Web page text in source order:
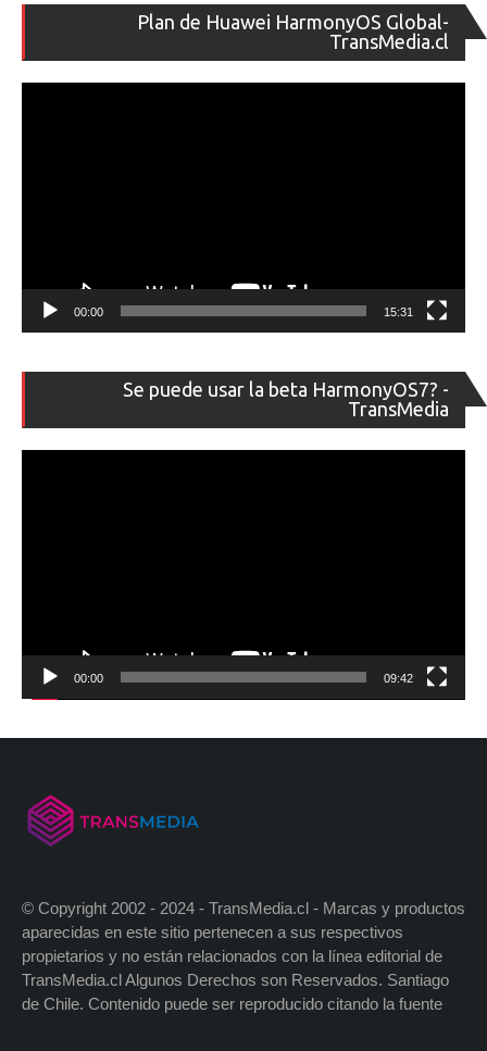
Plan de Huawei HarmonyOS Global-
TransMedia.cl
de
00:00 15:31
Se puede usar la beta HarmonyOS7? -
TransMedia
de
00:00 09:42
© Copyright 2002 - 2024 - TransMedia.cl - Marcas y productos
aparecidas en este sitio pertenecen a sus respectivos
propietarios y no están relacionados con la línea editorial de
TransMedia.cl Algunos Derechos son Reservados. Santiago
de Chile. Contenido puede ser reproducido citando la fuente